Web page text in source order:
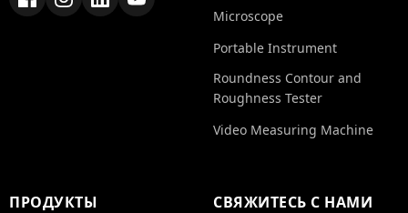
Microscope
Portable Instrument
Roundness Contour and
Roughness Tester
Video Measuring Machine
ПРОДУКТЫ СВЯЖИТЕСЬ С НАМИ